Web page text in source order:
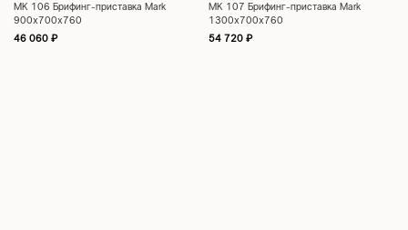
МК 106 Брифинг-приставка Mark
900x700x760
46 060 ₽
МК 107 Брифинг-приставка Mark
1300x700x760
54 720 ₽